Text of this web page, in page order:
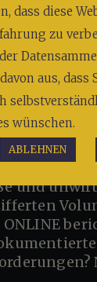
und Hof
das
Namen,
und
dass diese
zu
aus, dass
wünschen.
ABLEHNEN